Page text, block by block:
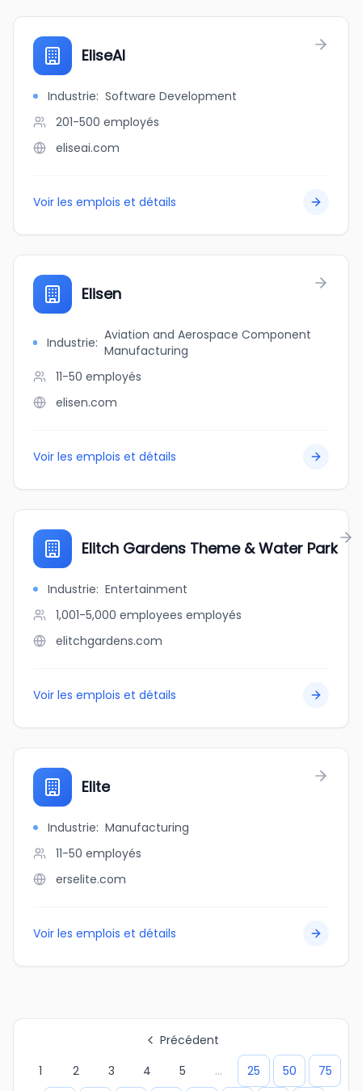
EliseAI
Industrie: Software Development
201-500 employés
eliseai.com
Voir les emplois et détails
Elisen
Industrie: Aviation and Aerospace Component
Manufacturing
11-50 employés
elisen.com
Voir les emplois et détails
Elitch Gardens Theme & Water Park
Industrie: Entertainment
1,001-5,000 employees employés
elitchgardens.com
Voir les emplois et détails
Elite
Industrie: Manufacturing
11-50 employés
erselite.com
Voir les emplois et détails
Précédent
1
2 3 4 5 ... 25 50 75